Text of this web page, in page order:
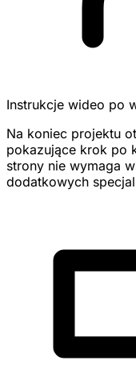
Instrukcje wideo po
Na koniec projektu
pokazujące krok po
strony nie wymaga
dodatkowych